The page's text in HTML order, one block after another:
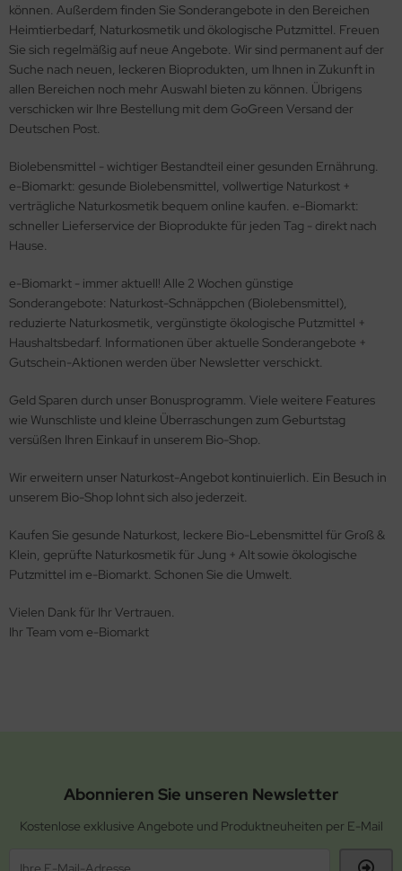
können. Außerdem finden Sie Sonderangebote in den Bereichen
Heimtierbedarf, Naturkosmetik und ökologische Putzmittel. Freuen
Sie sich regelmäßig auf neue Angebote. Wir sind permanent auf der
Suche nach neuen, leckeren Bioprodukten, um Ihnen in Zukunft in
allen Bereichen noch mehr Auswahl bieten zu können. Übrigens
verschicken wir Ihre Bestellung mit dem GoGreen Versand der
Deutschen Post.
Biolebensmittel - wichtiger Bestandteil einer gesunden Ernährung.
e-Biomarkt: gesunde Biolebensmittel, vollwertige Naturkost +
verträgliche Naturkosmetik bequem online kaufen. e-Biomarkt:
schneller Lieferservice der Bioprodukte für jeden Tag - direkt nach
Hause.
e-Biomarkt - immer aktuell! Alle 2 Wochen günstige
Sonderangebote: Naturkost-Schnäppchen (Biolebensmittel),
reduzierte Naturkosmetik, vergünstigte ökologische Putzmittel +
Haushaltsbedarf. Informationen über aktuelle Sonderangebote +
Gutschein-Aktionen werden über Newsletter verschickt.
Geld Sparen durch unser Bonusprogramm. Viele weitere Features
wie Wunschliste und kleine Überraschungen zum Geburtstag
versüßen Ihren Einkauf in unserem Bio-Shop.
Wir erweitern unser Naturkost-Angebot kontinuierlich. Ein Besuch in
unserem Bio-Shop lohnt sich also jederzeit.
Kaufen Sie gesunde Naturkost, leckere Bio-Lebensmittel für Groß &
Klein, geprüfte Naturkosmetik für Jung + Alt sowie ökologische
Putzmittel im e-Biomarkt. Schonen Sie die Umwelt.
Vielen Dank für Ihr Vertrauen.
Ihr Team vom e-Biomarkt
Abonnieren Sie unseren Newsletter
Kostenlose exklusive Angebote und Produktneuheiten per E-Mail